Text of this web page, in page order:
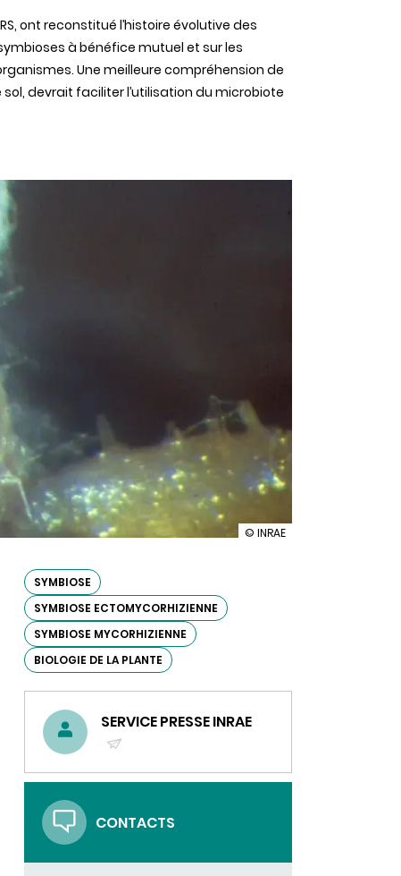
ont reconstitué l’histoire évolutive des
à bénéfice mutuel et sur les
Une meilleure compréhension de
devrait faciliter l’utilisation du microbiote
illustration
ces
alliances
© INRAE
SYMBIOSE
SYMBIOSE ECTOMYCORHIZIENNE
SYMBIOSE MYCORHIZIENNE
BIOLOGIE DE LA PLANTE
SERVICE PRESSE INRAE
UN
CONTACTS